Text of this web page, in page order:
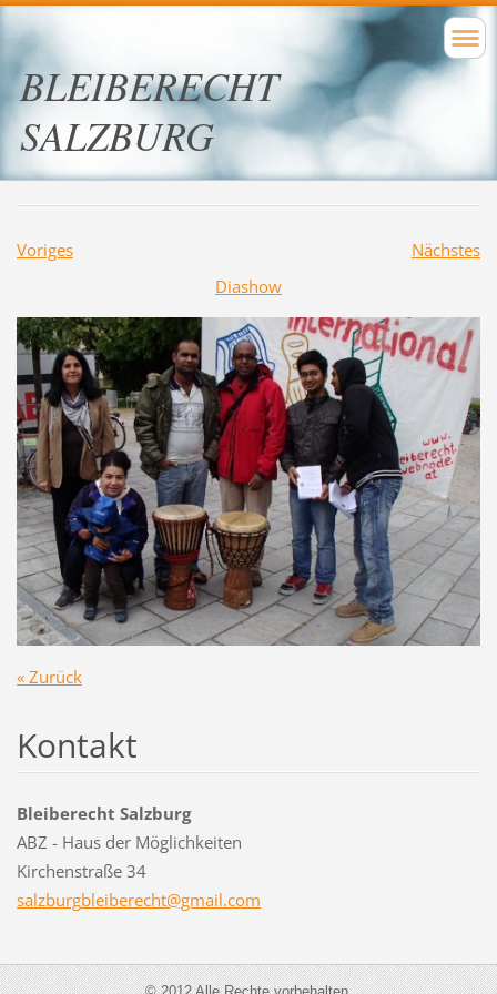
BLEIBERECHT
SALZBURG
Voriges
Nächstes
Diashow
« Zurück
Kontakt
Bleiberecht Salzburg
ABZ - Haus der Möglichkeiten
Kirchenstraße 34
salzburgbleiberecht@gmail.com